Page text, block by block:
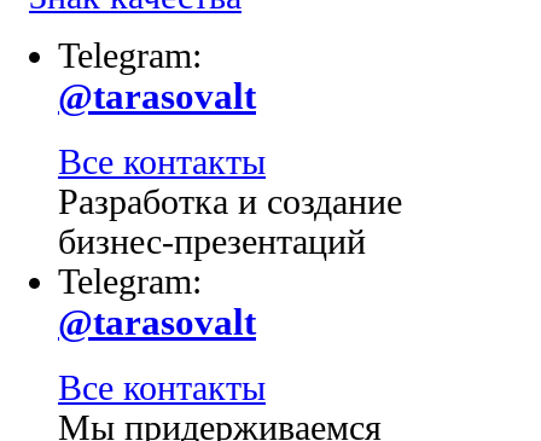
Telegram:
@tarasovalt
Все контакты
Разработка и создание
бизнес-презентаций
Telegram:
@tarasovalt
Все контакты
Мы придерживаемся